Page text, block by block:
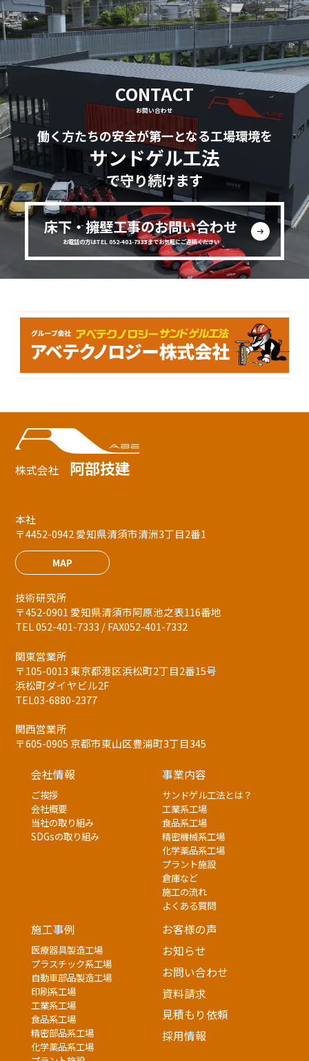
CONTACT
お問い合わせ
働く方たちの安全が第一となる工場環境を
サンドゲル工法
で守り続けます
床下・擁壁工事のお問い合わせ
お電話の方はTEL 052-401-7333までお気軽にご連絡ください
株式会社 阿部技建
本社
〒4452-0942 愛知県清須市清洲3丁目2番1
MAP
技術研究所
〒452-0901 愛知県清須市阿原池之表116番地
TEL 052-401-7333 / FAX052-401-7332
関東営業所
〒105-0013 東京都港区浜松町2丁目2番15号
浜松町ダイヤビル2F
TEL03-6880-2377
関西営業所
〒605-0905 京都市東山区豊浦町3丁目345
会社情報
ご挨拶
会社概要
当社の取り組み
SDGsの取り組み
事業内容
サンドゲル工法とは？
工業系工場
食品系工場
精密機械系工場
化学薬品系工場
プラント施設
倉庫など
施工の流れ
よくある質問
施工事例
医療器具製造工場
プラスチック系工場
自動車部品製造工場
印刷系工場
工業系工場
食品系工場
精密部品系工場
化学薬品系工場
お客様の声
お知らせ
お問い合わせ
資料請求
見積もり依頼
採用情報